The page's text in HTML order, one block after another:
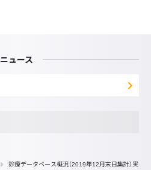
ニュース
診療データベース概況（2019年12月末日集計）実